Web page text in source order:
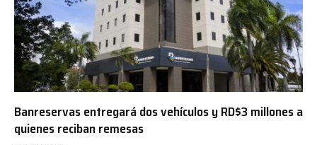
Banreservas entregará dos vehículos y RD$3 millones a
quienes reciban remesas